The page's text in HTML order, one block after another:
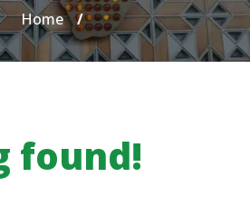
Home /
found!